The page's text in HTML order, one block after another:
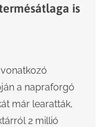
is
a napraforgó
már learatták,
2 millió